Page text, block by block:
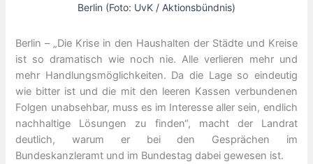
Berlin (Foto: UvK / Aktionsbündnis)
Berlin – „Die Krise in den Haushalten der Städte und Kreise
ist so dramatisch wie noch nie. Alle verlieren mehr und
mehr Handlungsmöglichkeiten. Da die Lage so eindeutig
wie bitter ist und die mit den leeren Kassen verbundenen
Folgen unabsehbar, muss es im Interesse aller sein, endlich
nachhaltige Lösungen zu finden“, macht der Landrat
deutlich, warum er bei den Gesprächen im
Bundeskanzleramt und im Bundestag dabei gewesen ist.